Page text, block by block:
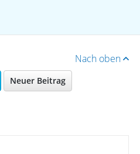
Nach oben
Neuer Beitrag